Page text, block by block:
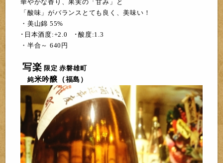
華やかな香り、果実の「甘み」と
「酸味」がバランスとても良く、美味い！
・美山錦 55%
･日本酒度:+2.0 ･酸度:1.3
・半合～ 640円
写楽 限定 赤磐雄町
純米吟醸（福島）